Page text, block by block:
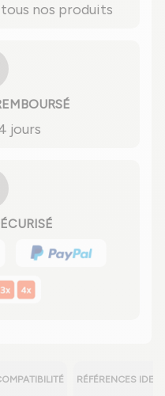
nos produits
jours
RÉFÉRENCES